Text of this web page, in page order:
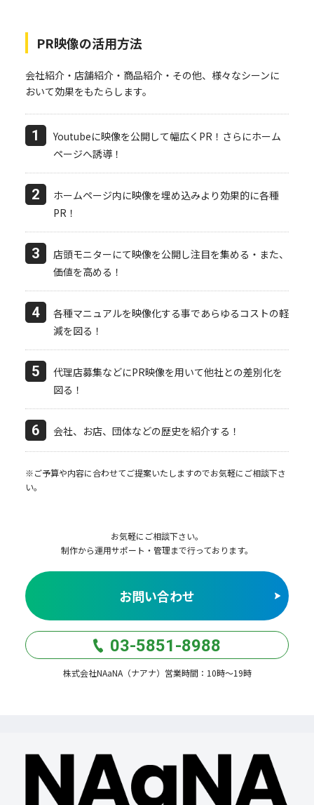
PR映像の活用方法
会社紹介・店舗紹介・商品紹介・その他、様々なシーンに
おいて効果をもたらします。
1
Youtubeに映像を公開して幅広くPR！さらにホーム
ページへ誘導！
2
ホームページ内に映像を埋め込みより効果的に各種
PR！
3
店頭モニターにて映像を公開し注目を集める・また、
価値を高める！
4
各種マニュアルを映像化する事であらゆるコストの軽
減を図る！
5
代理店募集などにPR映像を用いて他社との差別化を
図る！
6 会社、お店、団体などの歴史を紹介する！
※ご予算や内容に合わせてご提案いたしますのでお気軽にご相談下さ
い。
お気軽にご相談下さい。
制作から運用サポート・管理まで行っております。
お問い合わせ
03-5851-8988
株式会社NAaNA（ナアナ）営業時間：10時〜19時